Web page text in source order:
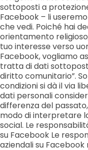
sottoposti a
Facebook – li
che vedi. Poiché hai
orientamento
tuo interesse verso
Facebook, vogliamo
tratta di dati
diritto comunitario”.
condizioni si dà il via
dati personali
differenza del
modo di interpretare
social. Le
su Facebook Le
aziendali su